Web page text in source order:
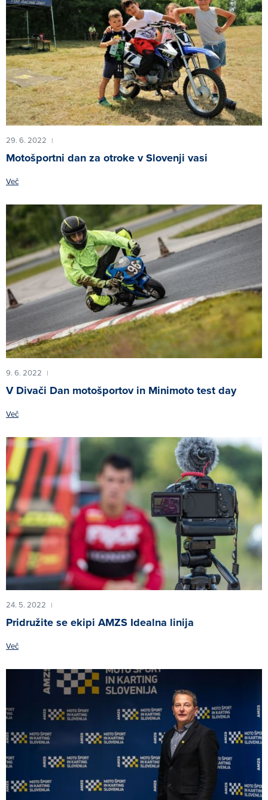
29. 6. 2022 |
Motošportni dan za otroke v Slovenji vasi
Več
9. 6. 2022 |
V Divači Dan motošportov in Minimoto test day
Več
24. 5. 2022 |
Pridružite se ekipi AMZS Idealna linija
Več